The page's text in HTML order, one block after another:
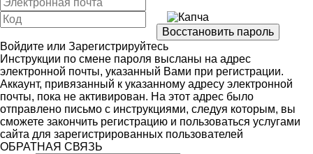
Войдите или Зарегистрируйтесь
Инструкции по смене пароля высланы на адрес
электронной почты, указанный Вами при регистрации.
Аккаунт, привязанный к указанному адресу электронной
почты, пока не активирован. На этот адрес было
отправлено письмо с инструкциями, следуя которым, вы
сможете закончить регистрацию и пользоваться услугами
сайта для зарегистрированных пользователей
ОБРАТНАЯ СВЯЗЬ